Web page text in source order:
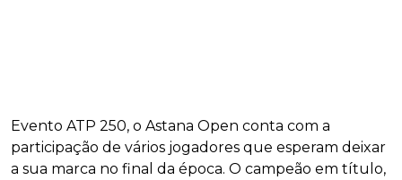
Evento ATP 250, o Astana Open conta com a
participação de vários jogadores que esperam deixar
a sua marca no final da época. O campeão em título,